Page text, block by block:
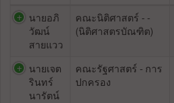
นายอภิ
วัฒน์
สายแวว
คณะนิติศาสตร์ - -
(นิติศาสตรบัณฑิต)
นายเจต
รินทร์
นารัตน์
คณะรัฐศาสตร์ - การ
ปกครอง